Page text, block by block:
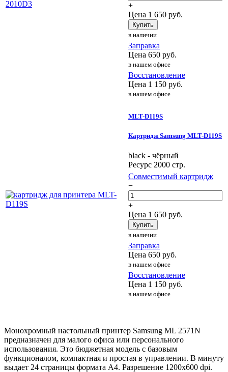
+
Цена 1 650 руб.
Купить
в наличии
Заправка
Цена 650 руб.
в нашем офисе
Восстановление
Цена 1 150 руб.
в нашем офисе
MLT-D119S
Картридж Samsung MLT-D119S
black - чёрный
Ресурс 2000 стр.
Совместимый картридж
−
+
Цена 1 650 руб.
Купить
в наличии
Заправка
Цена 650 руб.
в нашем офисе
Восстановление
Цена 1 150 руб.
в нашем офисе
Монохромный настольный принтер Samsung ML 2571N
предназначен для малого офиса или персонального
использования. Это бюджетная модель с базовым
функционалом, компактная и простая в управлении. В минуту
выдает 24 страницы формата А4. Разрешение 1200х600 dpi.